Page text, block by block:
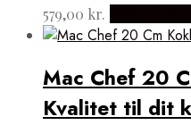
579,00 kr.
Mac Chef 20
Kvalitet til dit